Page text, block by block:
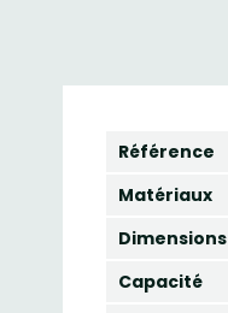
Référence
Matériaux
Dimensions
Capacité